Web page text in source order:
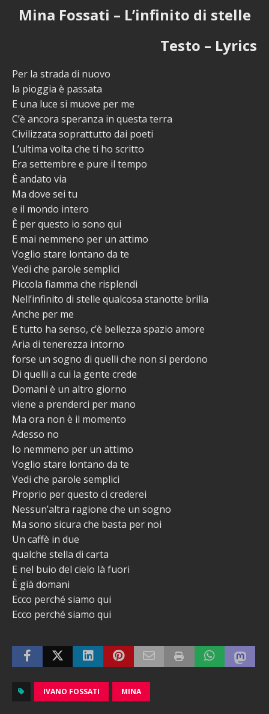
Mina Fossati – L’infinito di stelle
Testo – Lyrics
Per la strada di nuovo
la pioggia è passata
E una luce si muove per me
C’è ancora speranza in questa terra
Civilizzata soprattutto dai poeti
L’ultima volta che ti ho scritto
Era settembre e pure il tempo
È andato via
Ma dove sei tu
e il mondo intero
È per questo io sono qui
E mai nemmeno per un attimo
Voglio stare lontano da te
Vedi che parole semplici
Piccola fiamma che risplendi
Nell’infinito di stelle qualcosa stanotte brilla
Anche per me
E tutto ha senso, c’è bellezza spazio amore
Aria di tenerezza intorno
forse un sogno di quelli che non si perdono
Di quelli a cui la gente crede
Domani è un altro giorno
viene a prenderci per mano
Ma ora non è il momento
Adesso no
Io nemmeno per un attimo
Voglio stare lontano da te
Vedi che parole semplici
Proprio per questo ci crederei
Nessun’altra ragione che un sogno
Ma sono sicura che basta per noi
Un caffè in due
qualche stella di carta
E nel buio del cielo là fuori
È già domani
Ecco perché siamo qui
Ecco perché siamo qui
IVANO FOSSATI MINA